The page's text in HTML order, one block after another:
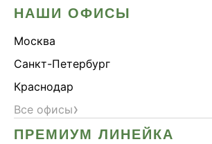
НАШИ ОФИСЫ
Москва
Санкт-Петербург
Краснодар
Все офисы›
ПРЕМИУМ ЛИНЕЙКА